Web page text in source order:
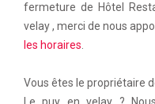
fermeture de Hôtel
velay , merci de nous
les horaires.
Vous êtes le propriétaire